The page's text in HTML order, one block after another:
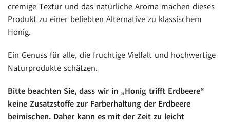
cremige Textur und das natürliche Aroma machen dieses
Produkt zu einer beliebten Alternative zu klassischem
Honig.
Ein Genuss für alle, die fruchtige Vielfalt und hochwertige
Naturprodukte schätzen.
Bitte beachten Sie, dass wir in „Honig trifft Erdbeere“
keine Zusatzstoffe zur Farberhaltung der Erdbeere
beimischen. Daher kann es mit der Zeit zu leicht